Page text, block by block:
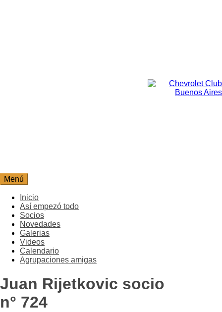
Menú
Inicio
Así empezó todo
Socios
Novedades
Galerias
Videos
Calendario
Agrupaciones amigas
Juan Rijetkovic socio
n° 724